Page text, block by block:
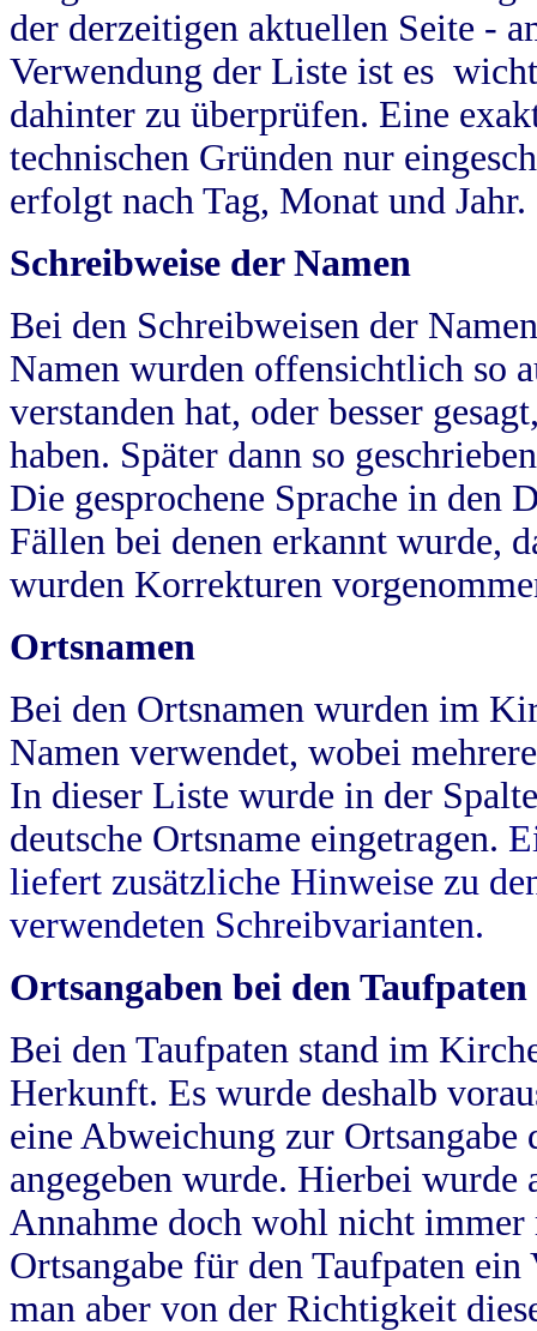
der derzeitigen aktuellen Seite -
Verwendung der Liste ist es
dahinter zu überprüfen. Eine
technischen Gründen nur
erfolgt nach Tag, Monat und Jahr.
Schreibweise der Namen
Bei den Schreibweisen der
Namen wurden offensichtlich so
verstanden hat, oder besser
haben. Später dann so
Die gesprochene Sprache in
Fällen bei denen erkannt wurde,
wurden Korrekturen
Ortsnamen
Bei den Ortsnamen wurden im
Namen verwendet, wobei
In dieser Liste wurde in der
deutsche Ortsname eingetragen.
liefert zusätzliche Hinweise zu
verwendeten Schreibvarianten.
Ortsangaben bei den Taufpaten
Bei den Taufpaten stand im
Herkunft. Es wurde deshalb
eine Abweichung zur
angegeben wurde. Hierbei wurde
Annahme doch wohl nicht
Ortsangabe für den Taufpaten
man aber von der Richtigkeit